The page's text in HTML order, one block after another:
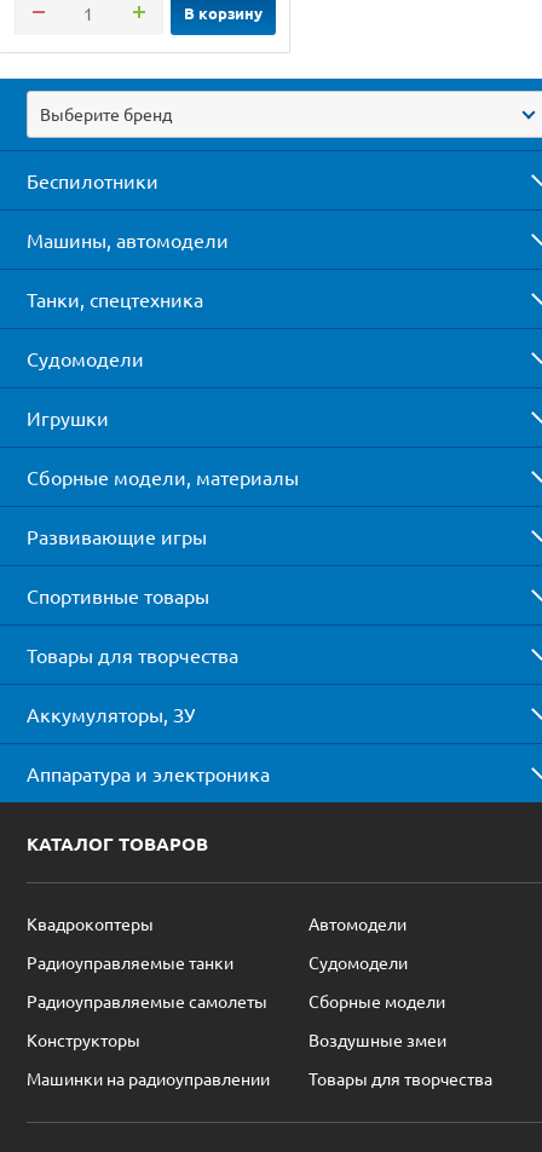
В корзину
Выберите бренд
Беспилотники
Машины, автомодели
Танки, спецтехника
Судомодели
Игрушки
Сборные модели, материалы
Развивающие игры
Спортивные товары
Товары для творчества
Аккумуляторы, ЗУ
Аппаратура и электроника
КАТАЛОГ ТОВАРОВ
Квадрокоптеры
Автомодели
Радиоуправляемые танки
Судомодели
Радиоуправляемые самолеты
Сборные модели
Конструкторы
Воздушные змеи
Машинки на радиоуправлении
Товары для творчества